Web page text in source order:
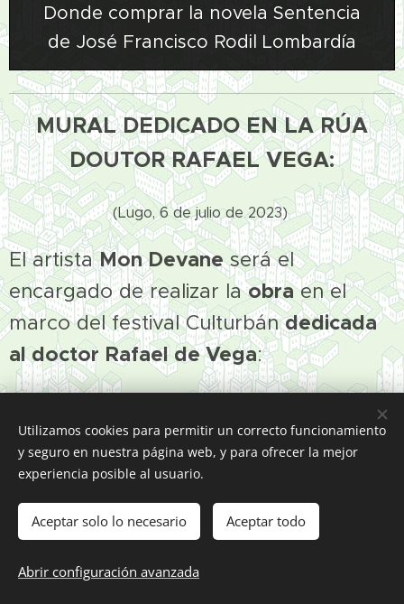
Donde comprar la novela Sentencia
de José Francisco Rodil Lombardía
MURAL DEDICADO EN LA RÚA
DOUTOR RAFAEL VEGA:
(Lugo, 6 de julio de 2023)
El artistaMon Devaneserá el
encargado de realizar laobraen el
marco del festival Culturbándedicada
al doctor Rafael de Vega:
Utilizamos cookies para permitir un correcto funcionamiento
y seguro en nuestra página web, y para ofrecer la mejor
experiencia posible al usuario.
Aceptar solo lo necesario Aceptar todo
Abrir configuración avanzada